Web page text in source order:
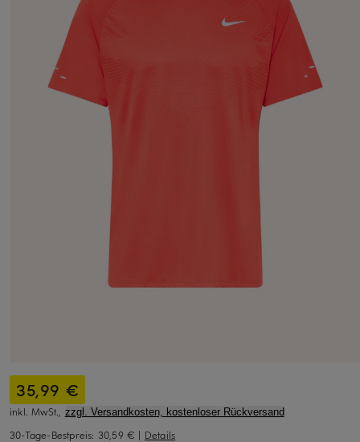
35,99 €
inkl. MwSt., zzgl. Versandkosten, kostenloser Rückversand
30-Tage-Bestpreis: 30,59 € | Details